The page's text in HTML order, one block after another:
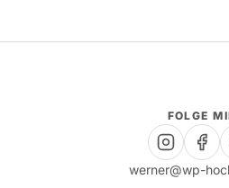
FOLGE
werner@wp-